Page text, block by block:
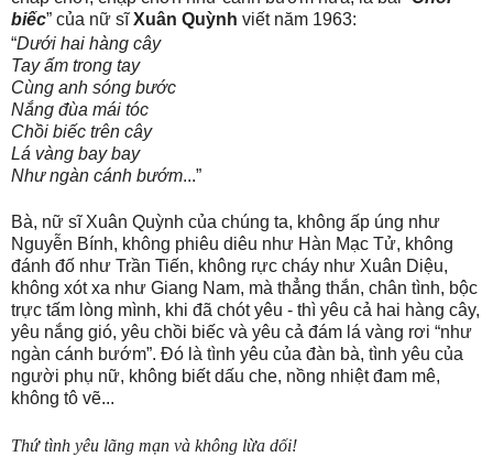
biếc” của nữ sĩXuân Quỳnh viết năm 1963:
“Dưới hai hàng cây
Tay ấm trong tay
Cùng anh sóng bước
Nắng đùa mái tóc
Chồi biếc trên cây
Lá vàng bay bay
Như ngàn cánh bướm...”
Bà, nữ sĩ Xuân Quỳnh của chúng ta, không ấp úng như
Nguyễn Bính, không phiêu diêu như Hàn Mạc Tử, không
đánh đố như Trần Tiến, không rực cháy như Xuân Diệu,
không xót xa như Giang Nam, mà thẳng thắn, chân tình, bộc
trực tấm lòng mình, khi đã chót yêu - thì yêu cả hai hàng cây,
yêu nắng gió, yêu chồi biếc và yêu cả đám lá vàng rơi “như
ngàn cánh bướm”. Đó là tình yêu của đàn bà, tình yêu của
người phụ nữ, không biết dấu che, nồng nhiệt đam mê,
không tô vẽ...
Thứ tình yêu lãng mạn và không lừa dối!